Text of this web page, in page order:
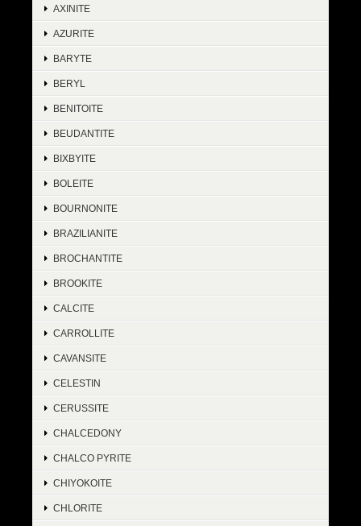
AXINITE
AZURITE
BARYTE
BERYL
BENITOITE
BEUDANTITE
BIXBYITE
BOLEITE
BOURNONITE
BRAZILIANITE
BROCHANTITE
BROOKITE
CALCITE
CARROLLITE
CAVANSITE
CELESTIN
CERUSSITE
CHALCEDONY
CHALCO PYRITE
CHIYOKOITE
CHLORITE